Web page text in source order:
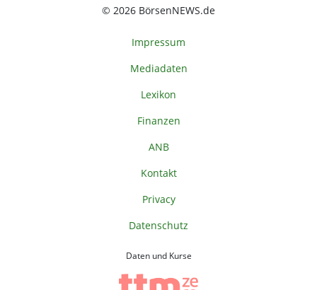
© 2026 BörsenNEWS.de
Impressum
Mediadaten
Lexikon
Finanzen
ANB
Kontakt
Privacy
Datenschutz
Daten und Kurse